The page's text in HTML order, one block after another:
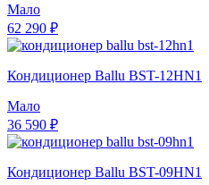
Мало
62 290 ₽
Кондиционер Ballu BST-12HN1
Мало
36 590 ₽
Кондиционер Ballu BST-09HN1